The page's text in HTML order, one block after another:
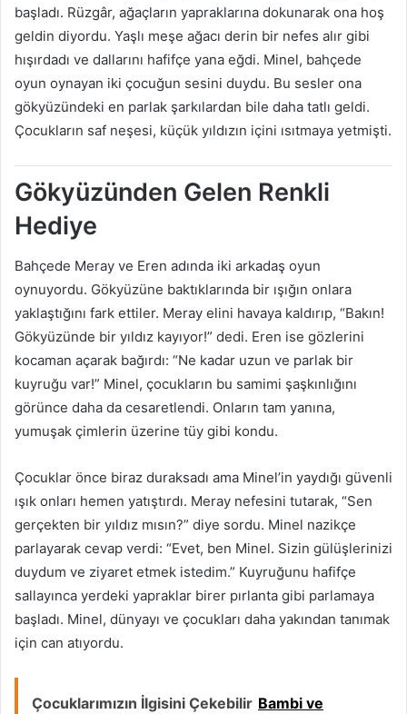
başladı. Rüzgâr, ağaçların yapraklarına dokunarak ona hoş
geldin diyordu. Yaşlı meşe ağacı derin bir nefes alır gibi
hışırdadı ve dallarını hafifçe yana eğdi. Minel, bahçede
oyun oynayan iki çocuğun sesini duydu. Bu sesler ona
gökyüzündeki en parlak şarkılardan bile daha tatlı geldi.
Çocukların saf neşesi, küçük yıldızın içini ısıtmaya yetmişti.
Gökyüzünden Gelen Renkli
Hediye
Bahçede Meray ve Eren adında iki arkadaş oyun
oynuyordu. Gökyüzüne baktıklarında bir ışığın onlara
yaklaştığını fark ettiler. Meray elini havaya kaldırıp, “Bakın!
Gökyüzünde bir yıldız kayıyor!” dedi. Eren ise gözlerini
kocaman açarak bağırdı: “Ne kadar uzun ve parlak bir
kuyruğu var!” Minel, çocukların bu samimi şaşkınlığını
görünce daha da cesaretlendi. Onların tam yanına,
yumuşak çimlerin üzerine tüy gibi kondu.
Çocuklar önce biraz duraksadı ama Minel’in yaydığı güvenli
ışık onları hemen yatıştırdı. Meray nefesini tutarak, “Sen
gerçekten bir yıldız mısın?” diye sordu. Minel nazikçe
parlayarak cevap verdi: “Evet, ben Minel. Sizin gülüşlerinizi
duydum ve ziyaret etmek istedim.” Kuyruğunu hafifçe
sallayınca yerdeki yapraklar birer pırlanta gibi parlamaya
başladı. Minel, dünyayı ve çocukları daha yakından tanımak
için can atıyordu.
Çocuklarımızın İlgisini Çekebilir Bambi ve